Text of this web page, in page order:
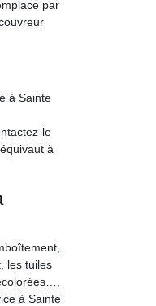
par
à Sainte
le
à
les tuiles
à Sainte